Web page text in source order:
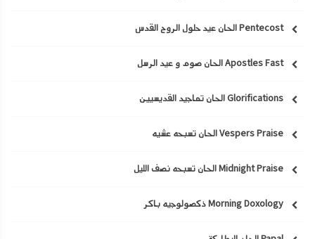
Pentecost الحان عيد حلول الروح القدس
Apostles Fast الحان صوم و عيد الرسل
Glorifications الحان تماجيد القديسيين
Vespers Praise الحان تسبحه عشيه
Midnight Praise الحان تسبحه نصف الليل
Morning Doxology ذكصولوجيه باكر